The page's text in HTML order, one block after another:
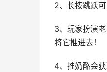
2、长按跳跃
3、玩家扮演
将它推进去！
4、推奶酪会